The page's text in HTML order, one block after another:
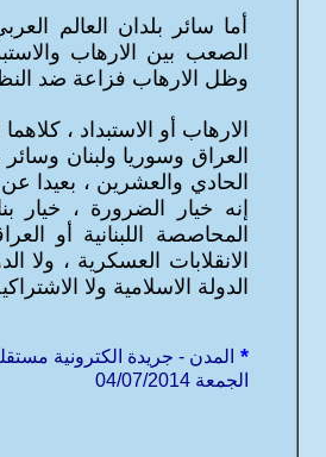
أما سائر بلدان العالم
الصعب بين الارهاب
وظل الارهاب فزاعة ضد
الارهاب أو الاستبداد ،
العراق وسوريا ولبنان
الحادي والعشرين ، بعيدا عن
إنه خيار الضرورة ، خيار
المحاصصة اللبنانية أو
الانقلابات العسكرية ، ولا
الدولة الاسلامية ولا
* المدن - جريدة الكترونية
الجمعة 04/07/2014